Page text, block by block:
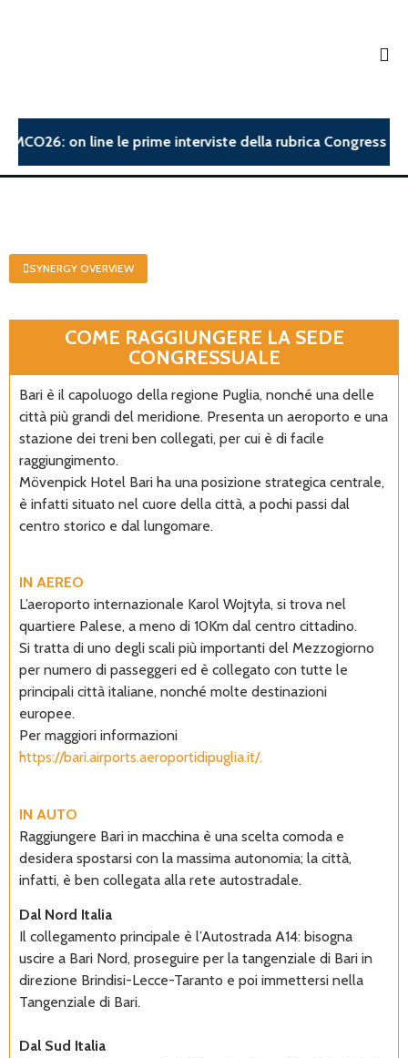
on line le prime interviste della rubrica Congress
SYNERGY OVERVIEW
COME RAGGIUNGERE LA SEDE
CONGRESSUALE
Bari è il capoluogo della regione Puglia, nonché una delle
città più grandi del meridione. Presenta un aeroporto e una
stazione dei treni ben collegati, per cui è di facile
raggiungimento.
Mövenpick Hotel Bari ha una posizione strategica centrale,
è infatti situato nel cuore della città, a pochi passi dal
centro storico e dal lungomare.
IN AEREO
L’aeroporto internazionale Karol Wojtyła, si trova nel
quartiere Palese, a meno di 10Km dal centro cittadino.
Si tratta di uno degli scali più importanti del Mezzogiorno
per numero di passeggeri ed è collegato con tutte le
principali città italiane, nonché molte destinazioni
europee.
Per maggiori informazioni
https://bari.airports.aeroportidipuglia.it/.
IN AUTO
Raggiungere Bari in macchina è una scelta comoda e
desidera spostarsi con la massima autonomia; la città,
infatti, è ben collegata alla rete autostradale.
Dal Nord Italia
Il collegamento principale è l’Autostrada A14: bisogna
uscire a Bari Nord, proseguire per la tangenziale di Bari in
direzione Brindisi-Lecce-Taranto e poi immettersi nella
Tangenziale di Bari.
Dal Sud Italia